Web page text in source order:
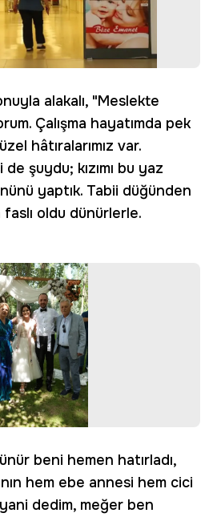
alakalı, "Meslekte
Çalışma hayatımda pek
hâtıralarımız var.
şuydu; kızımı bu yaz
yaptık. Tabii düğünden
oldu dünürlerle.
beni hemen hatırladı,
hem ebe annesi hem cici
dedim, meğer ben